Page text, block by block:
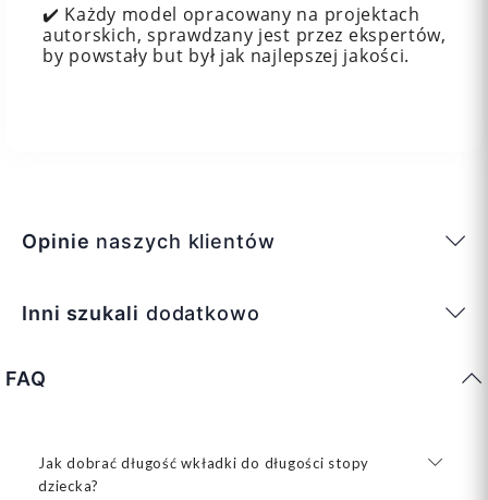
✔️ Każdy model opracowany na projektach
autorskich, sprawdzany jest przez ekspertów,
by powstały but był jak najlepszej jakości.
Opinie naszych klientów
Inni szukali dodatkowo
FAQ
Jak dobrać długość wkładki do długości stopy
dziecka?